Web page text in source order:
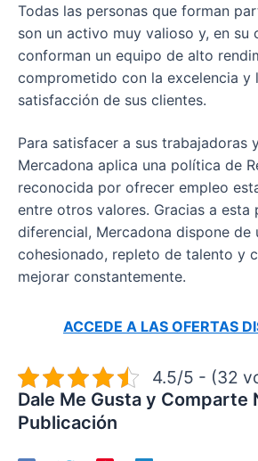
Todas las personas que forman
son un activo muy valioso y, en su
conforman un equipo de alto
comprometido con la excelencia y
satisfacción de sus clientes.
Para satisfacer a sus trabajadoras
Mercadona aplica una política de
reconocida por ofrecer empleo
entre otros valores. Gracias a esta
diferencial, Mercadona dispone de
cohesionado, repleto de talento y
mejorar constantemente.
ACCEDE A LAS OFERTAS
4.5/5 - (32
Dale Me Gusta y Comparte
Publicación